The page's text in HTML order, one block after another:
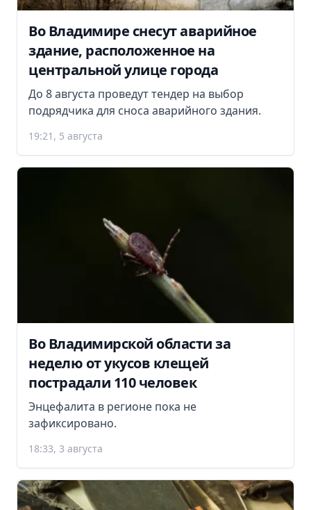
Во Владимире снесут аварийное
здание, расположенное на
центральной улице города
До 8 августа проведут тендер на выбор
подрядчика для сноса аварийного здания.
19:21, 5 августа
Во Владимирской области за
неделю от укусов клещей
пострадали 110 человек
Энцефалита в регионе пока не
зафиксировано.
18:33, 3 августа